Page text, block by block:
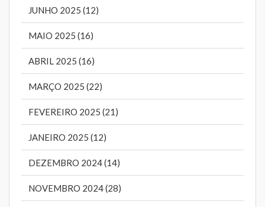
JUNHO 2025 (12)
MAIO 2025 (16)
ABRIL 2025 (16)
MARÇO 2025 (22)
FEVEREIRO 2025 (21)
JANEIRO 2025 (12)
DEZEMBRO 2024 (14)
NOVEMBRO 2024 (28)